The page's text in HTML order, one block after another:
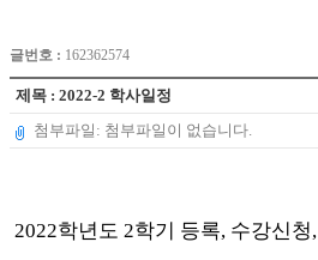
글번호 : 162362574
제목 : 2022-2 학사일정
첨부파일: 첨부파일이 없습니다.
2022학년도 2학기 등록, 수강신청,